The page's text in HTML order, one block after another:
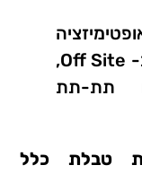
בין אם ב- On Site ובין אם ב- Off Site,
תת-תת
טבלת כלל